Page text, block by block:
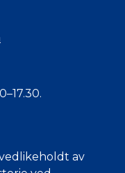
av